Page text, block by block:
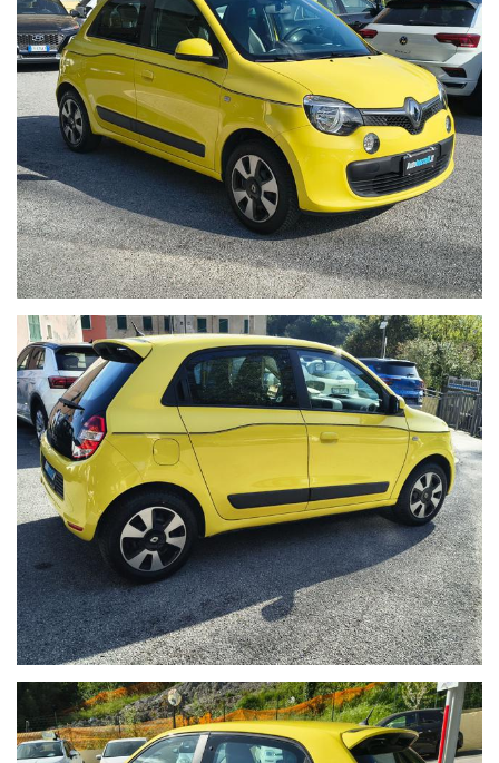
- Documentazione Trasparente:Riceverai un certificato delle
lavorazioni eseguite e lo stato d'uso analitico del veicolo.
Nota di Trasparenza:In Autoborzoli crediamo nell'onestà. I
prezzi esposti possono variare in base alle campagne
promozionali in corso o ai requisiti specifici del cliente.
Nonostante la cura nell'inserimento dei dati, potrebbero
esserci involontarie imprecisioni tecniche; vi invitiamo
pertanto a verificare le caratteristiche dello specifico veicolo
presso la nostra sede.